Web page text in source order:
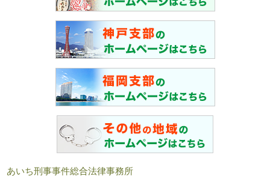
あいち刑事事件総合法律事務所